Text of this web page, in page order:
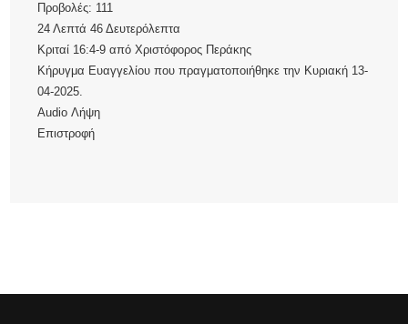
Προβολές: 111
24 Λεπτά 46 Δευτερόλεπτα
Κριταί 16:4-9 απόΧριστόφορος Περάκης
Κήρυγμα Ευαγγελίου που πραγματοποιήθηκε την Κυριακή 13-
04-2025.
Audio Λήψη
Επιστροφή